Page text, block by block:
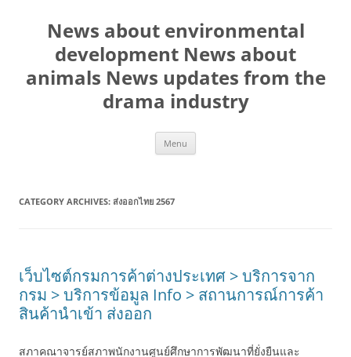
contentNews about environmental
development News about
animals News updates from the
drama industry
Menu
CATEGORY ARCHIVES: ส่งออกไทย 2567
เว็บไซต์กรมการค้าต่างประเทศ > บริการจาก
กรม > บริการข้อมูล Info > สถานการณ์การค้า
สินค้านำเข้า ส่งออก
สภาคณาจารย์สภาพนักงานศูนย์ศึกษาการพัฒนาที่ยั่งยืนและ